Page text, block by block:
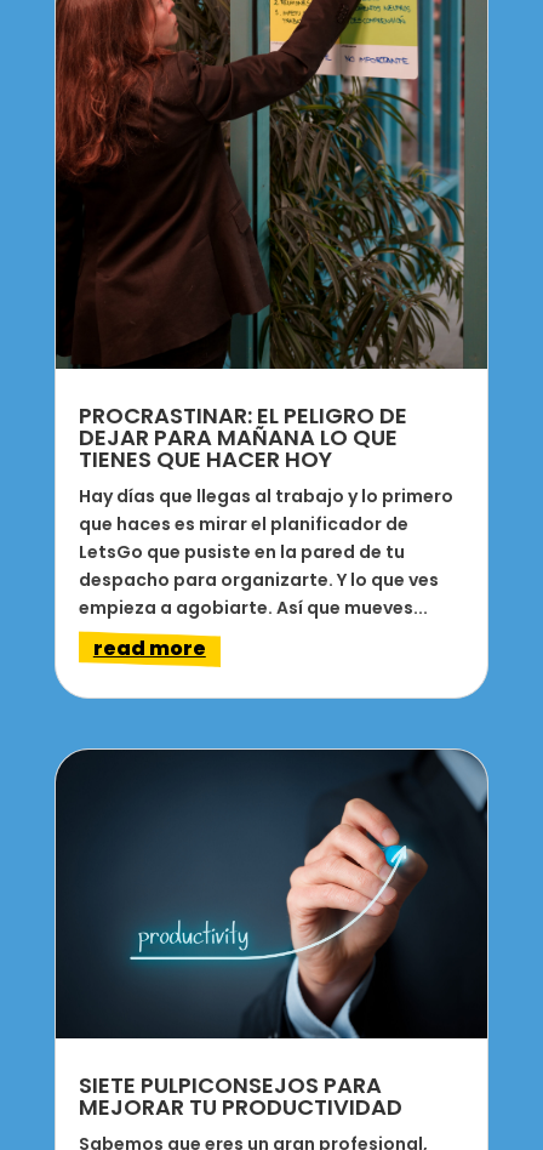
PROCRASTINAR: EL PELIGRO DE
DEJAR PARA MAÑANA LO QUE
TIENES QUE HACER HOY
Hay días que llegas al trabajo y lo primero
que haces es mirar el planificador de
LetsGo que pusiste en la pared de tu
despacho para organizarte. Y lo que ves
empieza a agobiarte. Así que mueves...
read more
SIETE PULPICONSEJOS PARA
MEJORAR TU PRODUCTIVIDAD
Sabemos que eres un gran profesional,